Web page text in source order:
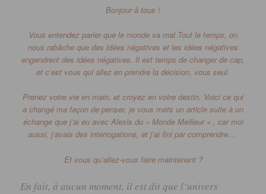
Bonjour à tous !
Vous entendez parler que le monde va mal.Tout le temps, on
nous rabâche que des idées négatives et les idées négatives
engendrent des idées négatives. Il est temps de changer de cap,
et c’est vous qui allez en prendre la décision, vous seul.
Prenez votre vie en main, et croyez en votre destin. Voici ce qui
a changé ma façon de penser, je vous mets un article suite à un
échange que j’ai eu avec Alexis du « Monde Meilleur « , car moi
aussi, j’avais des interrogations, et j’ai fini par comprendre…
Et vous qu’allez-vous faire maintenant ?
En fait, à aucun moment, il est dit que l’univers